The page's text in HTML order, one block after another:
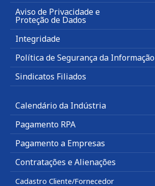
Aviso de Privacidade e
Proteção de Dados
Integridade
Política de Segurança da Informação
Sindicatos Filiados
Calendário da Indústria
Pagamento RPA
Pagamento a Empresas
Contratações e Alienações
Cadastro Cliente/Fornecedor